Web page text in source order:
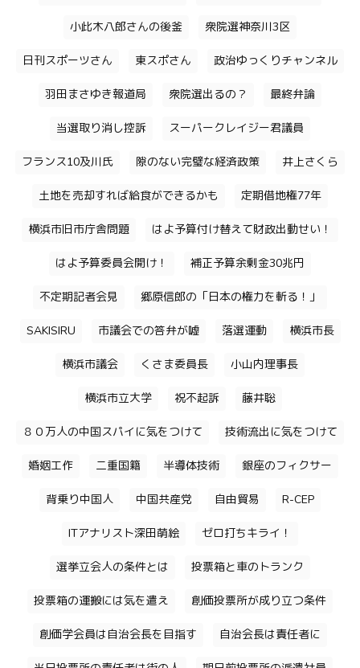
小此木八郎さんの後釜 衆院選神奈川3区
日刊スポーツさん 東スポさん 政治ゆっくりチャンネル
羽田まさゆき報道局 衆院選出るの？ 最終弁論
当選取り消し控訴 スーパークレイジー君議員
フランス10及川氏 隙のない完璧な経済政策 井上さくら
土地を売却すれば給食ができるかも 定期借地権77年
横浜市旧市庁舎問題 はよ予算付け替えて財政出動せい！
はよ予算委員会開け！ 補正予算余剰金30兆円
不定期記者会見 郷原信郎の「日本の権力を斬る！」
SAKISIRU 市議会での答弁が嘘 落選運動 横浜市長
横浜市議会 くさま委員長 小山内理事長
横浜市立大学 祝不起訴 藤井聡
８０万人の中国スパイに気をつけて 技術流出に気をつけて
婚姻工作 二重国籍 半導体技術 銀座のフィクサー
背乗り中国人 中国共産党 自由貿易 R-CEP
ITアナリスト深田萌絵 ゼロ打ちキライ！
選挙立会人の条件とは 投票箱と車のトランク
投票箱の運搬には気を遣え 創価投票所が成り立つ条件
創価学会員は自治会長を目指す 自治会長は責任者に